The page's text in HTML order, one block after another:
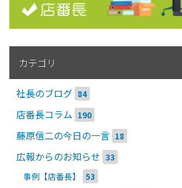
カテゴリ
社長のブログ 84
店番長コラム 190
藤原信二の今日の一言 18
広報からのお知らせ 33
事例【店番長】 53